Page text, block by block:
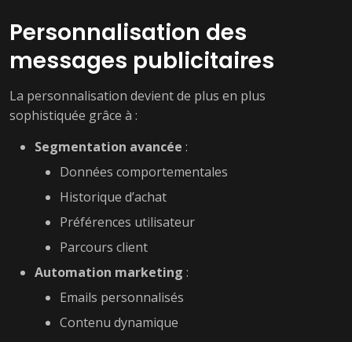
Personnalisation des
messages publicitaires
La personnalisation devient de plus en plus
sophistiquée grâce à :
Segmentation avancée :
Données comportementales
Historique d’achat
Préférences utilisateur
Parcours client
Automation marketing :
Emails personnalisés
Contenu dynamique